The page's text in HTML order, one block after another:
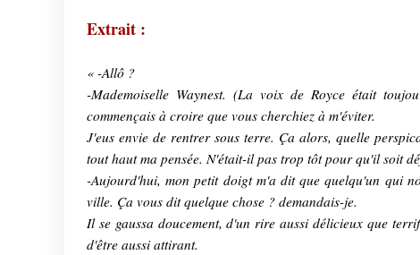
Extrait :
« -Allô ?
-Mademoiselle Waynest. (La voix de Royce était
commençais à croire que vous cherchiez à m'éviter.
J'eus envie de rentrer sous terre. Ça alors, quelle
tout haut ma pensée. N'était-il pas trop tôt pour qu'il soit
-Aujourd'hui, mon petit doigt m'a dit que quelqu'un qui
ville. Ça vous dit quelque chose ? demandais-je.
Il se gaussa doucement, d'un rire aussi délicieux que
d'être aussi attirant.